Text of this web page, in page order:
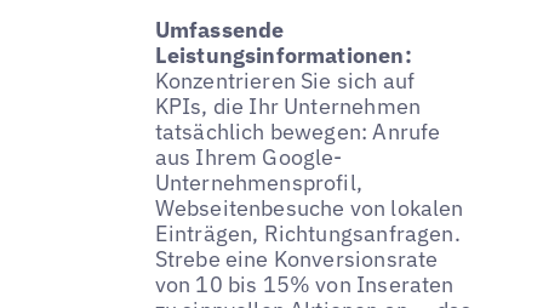
Umfassende
Leistungsinformationen:
Konzentrieren Sie sich auf
KPIs, die Ihr Unternehmen
tatsächlich bewegen: Anrufe
aus Ihrem Google-
Unternehmensprofil,
Webseitenbesuche von lokalen
Einträgen, Richtungsanfragen.
Strebe eine Konversionsrate
von 10 bis 15% von Inseraten